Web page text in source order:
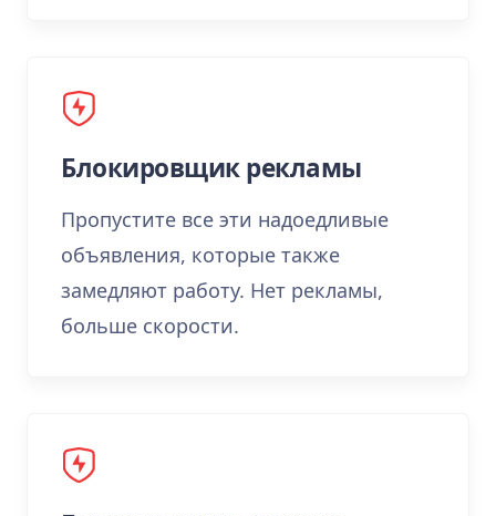
Блокировщик рекламы
Пропустите все эти надоедливые
объявления, которые также
замедляют работу. Нет рекламы,
больше скорости.